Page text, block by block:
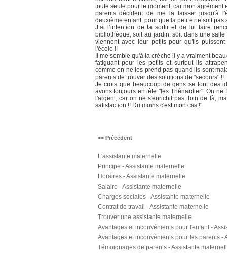
toute seule pour le moment, car mon agrément
parents décident de me la laisser jusqu'à
deuxième enfant, pour que la petite ne soit pas
J’ai l’intention de la sortir et de lui faire
bibliothèque, soit au jardin, soit dans une
viennent avec leur petits pour qu'ils
l'école !!
Il me semble qu'à la crèche il y a vraiment
fatiguant pour les petits et surtout ils
comme on ne les prend pas quand ils sont
parents de trouver des solutions de "secours" !!
Je crois que beaucoup de gens se font des
avons toujours en tête "les Thénardier". On
l'argent, car on ne s'enrichit pas, loin de là,
satisfaction !! Du moins c'est mon cas!!"
<< Précédent
L'assistante maternelle
Principe - Assistante maternelle
Horaires - Assistante maternelle
Salaire - Assistante maternelle
Charges sociales - Assistante maternelle
Contrat de travail - Assistante maternelle
Trouver une assistante maternelle
Avantages et inconvénients pour l'enfant -
Avantages et inconvénients pour les parents -
Témoignages de parents - Assistante